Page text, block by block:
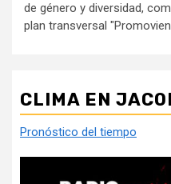
de género y diversidad,
plan transversal
CLIMA EN
Pronóstico del tiempo